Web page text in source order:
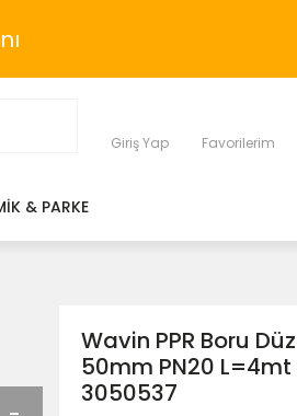
Giriş Yap Favorilerim
& PARKE
Wavin PPR Boru Düz
50mm PN20 L=4mt
3050537